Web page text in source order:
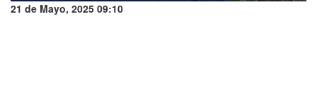
21 de Mayo, 2025 09:10